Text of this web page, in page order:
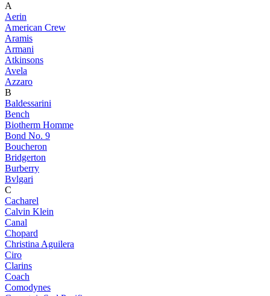
A
Aerin
American Crew
Aramis
Armani
Atkinsons
Avela
Azzaro
B
Baldessarini
Bench
Biotherm Homme
Bond No. 9
Boucheron
Bridgerton
Burberry
Bvlgari
C
Cacharel
Calvin Klein
Canal
Chopard
Christina Aguilera
Ciro
Clarins
Coach
Comodynes